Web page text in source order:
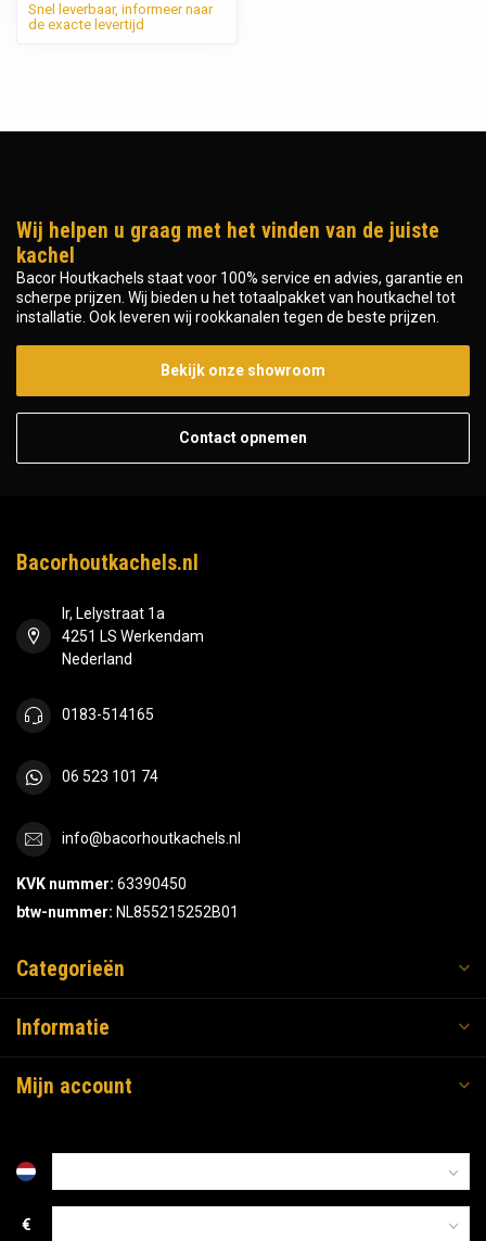
Snel leverbaar, informeer naar
de exacte levertijd
Wij helpen u graag met het vinden van de juiste
kachel
Bacor Houtkachels staat voor 100% service en advies, garantie en
scherpe prijzen. Wij bieden u het totaalpakket van houtkachel tot
installatie. Ook leveren wij rookkanalen tegen de beste prijzen.
Bekijk onze showroom
Contact opnemen
Bacorhoutkachels.nl
Ir, Lelystraat 1a
4251 LS Werkendam
Nederland
0183-514165
06 523 101 74
info@bacorhoutkachels.nl
KVK nummer: 63390450
btw-nummer: NL855215252B01
Categorieën
Informatie
Mijn account
€